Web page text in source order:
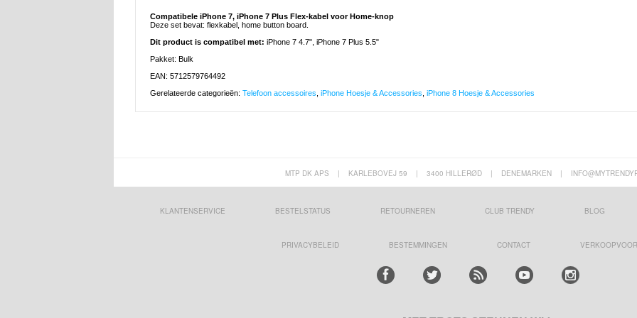
Compatibele iPhone 7, iPhone 7 Plus Flex-kabel voor Home-knop
Deze set bevat: flexkabel, home button board.
Dit product is compatibel met: iPhone 7 4.7", iPhone 7 Plus 5.5"
Pakket: Bulk
EAN: 5712579764492
Gerelateerde categorieën: Telefoon accessoires iPhone Hoesje & Accessories iPhone 8 Hoesje & Accessories
MTP DK APS | KARLEBOVEJ 59 | 3400 HILLERØD | DENEMARKEN |
KLANTENSERVICE BESTELSTATUS RETOURNEREN CLUB TRENDY BLOG
PRIVACYBELEID BESTEMMINGEN CONTACT